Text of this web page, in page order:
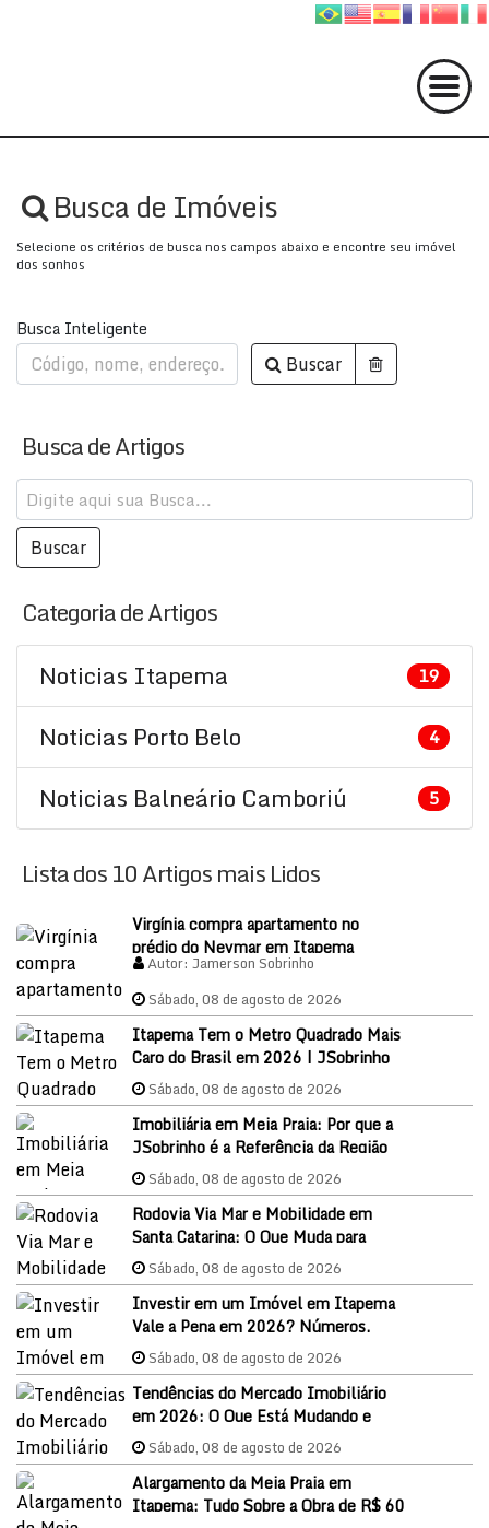
Busca de Imóveis
Selecione os critérios de busca nos campos abaixo e encontre seu imóvel
dos sonhos
Busca Inteligente
Buscar
Busca de Artigos
Categoria de Artigos
Noticias Itapema
19
Noticias Porto Belo 4
Noticias Balneário Camboriú 5
Lista dos 10 Artigos mais Lidos
Virgínia compra apartamento no
prédio do Neymar em Itapema
Autor: Jamerson Sobrinho
Sábado, 08 de agosto de 2026
Itapema Tem o Metro Quadrado Mais
Caro do Brasil em 2026 | JSobrinho
Imóveis
Sábado, 08 de agosto de 2026
Imobiliária em Meia Praia: Por que a
JSobrinho é a Referência da Região
em 2026
Sábado, 08 de agosto de 2026
Rodovia Via Mar e Mobilidade em
Santa Catarina: O Que Muda para
Itapema e o Mercado Imobiliário
Sábado, 08 de agosto de 2026
Investir em um Imóvel em Itapema
Vale a Pena em 2026? Números,
Oportunidades e Como Começar
Sábado, 08 de agosto de 2026
Tendências do Mercado Imobiliário
em 2026: O Que Está Mudando e
Como Aproveitar as Oportunidades
Sábado, 08 de agosto de 2026
Alargamento da Meia Praia em
Itapema: Tudo Sobre a Obra de R$ 60